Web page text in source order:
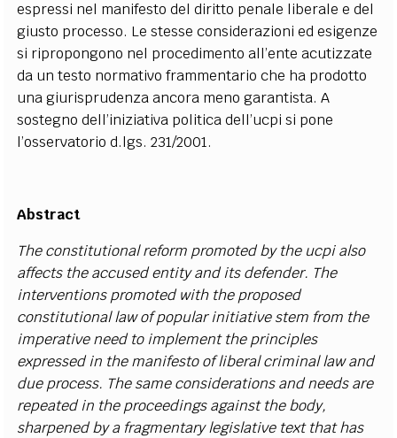
espressi nel manifesto del diritto penale liberale e del
giusto processo. Le stesse considerazioni ed esigenze
si ripropongono nel procedimento all’ente acutizzate
da un testo normativo frammentario che ha prodotto
una giurisprudenza ancora meno garantista. A
sostegno dell’iniziativa politica dell’ucpi si pone
l’osservatorio d.lgs. 231/2001.
Abstract
The constitutional reform promoted by the ucpi also
affects the accused entity and its defender. The
interventions promoted with the proposed
constitutional law of popular initiative stem from the
imperative need to implement the principles
expressed in the manifesto of liberal criminal law and
due process. The same considerations and needs are
repeated in the proceedings against the body,
sharpened by a fragmentary legislative text that has